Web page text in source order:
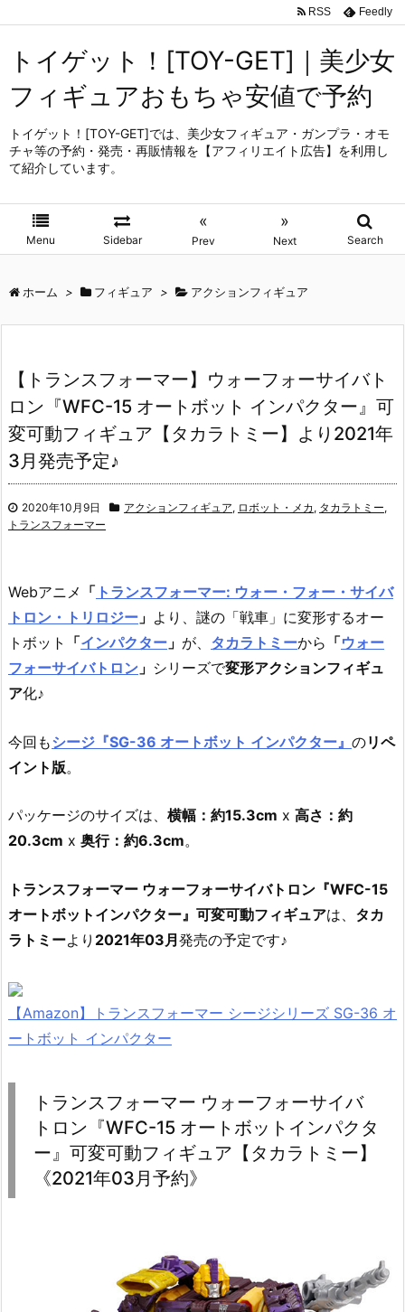
トイゲット！[TOY-GET]｜美少女
フィギュアおもちゃ安値で予約
トイゲット！[TOY-GET]では、美少女フィギュア・ガンプラ・オモ
チャ等の予約・発売・再販情報を【アフィリエイト広告】を利用し
て紹介しています。
Menu Sidebar
«
Prev
»
Next Search
RSS Feedly
ホーム > フィギュア > アクションフィギュア
【トランスフォーマー】ウォーフォーサイバト
ロン『WFC-15 オートボット インパクター』可
変可動フィギュア【タカラトミー】より2021年
3月発売予定♪
2020年10月9日 アクションフィギュア, ロボット・メカ , タカラトミー,
トランスフォーマー
Webアニメ 「 トランスフォーマー: ウォー・フォー・サイバ
トロン・トリロジー 」 より、 謎の「戦車」に変形するオー
トボット
「インパクター 」 が、 タカラトミーから 「ウォー
フォーサイバトロン 」 シリーズで変形アクションフィギュ
ア化♪
今回もシージ『SG-36 オートボット インパクター』 のリペ
イント版。
パッケージのサイズは、 横幅：約15.3cm x 高さ：約
20.3cm x 奥行：約6.3cm。
トランスフォーマー ウォーフォーサイバトロン『WFC-15
オートボットインパクター』可変可動フィギュアは、 タカ
ラトミーより 2021年03月発売の予定です♪
【Amazon】トランスフォーマー シージシリーズ SG-36 オ
ートボット インパクター
トランスフォーマー ウォーフォーサイバ
トロン『WFC-15 オートボットインパクタ
ー』可変可動フィギュア【タカラトミー】
《2021年03月予約》